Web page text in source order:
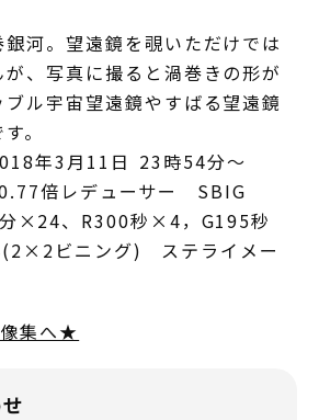
河。望遠鏡を覗いただけでは
、写真に撮ると渦巻きの形が
ル宇宙望遠鏡やすばる望遠鏡
。
年3月11日 23時54分～
倍レデューサー SBIG
×24、R300秒×4，G195秒
ビニング) ステライメー
集へ★